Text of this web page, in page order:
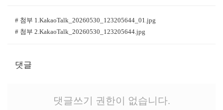
# 첨부 1.KakaoTalk_20260530_123205644_01.jpg
# 첨부 2.KakaoTalk_20260530_123205644.jpg
댓글
댓글쓰기 권한이 없습니다.